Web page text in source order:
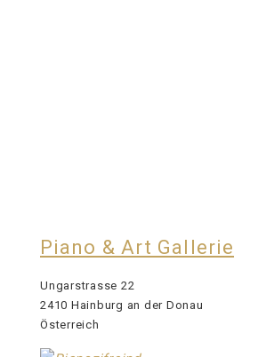
Piano & Art Gallerie
Ungarstrasse 22
2410 Hainburg an der Donau
Österreich